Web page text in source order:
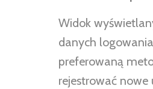
Widok
danych
preferowaną
rejestrować nowe